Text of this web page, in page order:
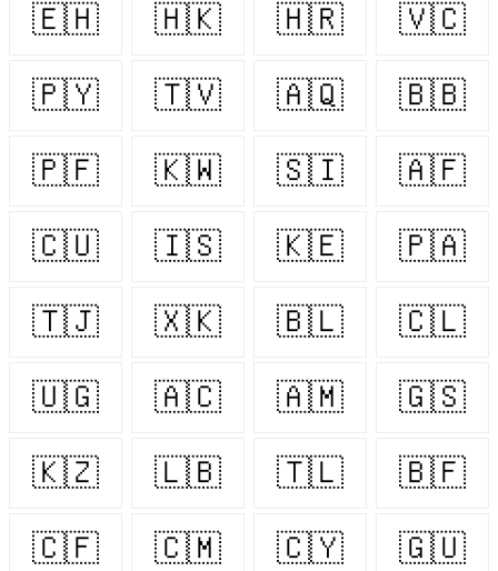
🇪🇭 🇭🇰 🇭🇷 🇻🇨
🇵🇾 🇹🇻 🇦🇶 🇧🇧
🇵🇫 🇰🇼 🇸🇮 🇦🇫
🇨🇺 🇮🇸 🇰🇪 🇵🇦
🇹🇯 🇽🇰 🇧🇱 🇨🇱
🇺🇬 🇦🇨 🇦🇲 🇬🇸
🇰🇿 🇱🇧 🇹🇱 🇧🇫
🇨🇫 🇨🇲 🇨🇾 🇬🇺